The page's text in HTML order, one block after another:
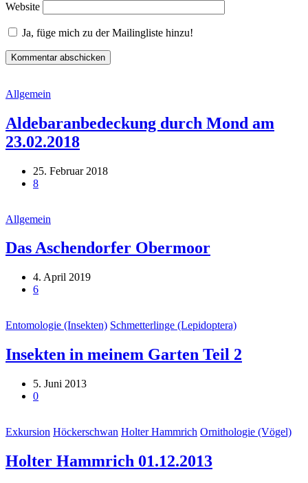
Website
Ja, füge mich zu der Mailingliste hinzu!
Allgemein
Aldebaranbedeckung durch Mond am
23.02.2018
25. Februar 2018
8
Allgemein
Das Aschendorfer Obermoor
4. April 2019
6
Entomologie (Insekten) Schmetterlinge (Lepidoptera)
Insekten in meinem Garten Teil 2
5. Juni 2013
0
Exkursion Höckerschwan Holter Hammrich Ornithologie (Vögel)
Holter Hammrich 01.12.2013